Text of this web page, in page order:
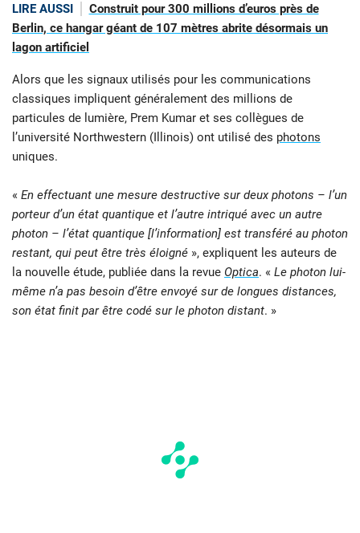
LIRE AUSSI
Construit pour 300 millions d’euros près de
Berlin, ce hangar géant de 107 mètres abrite désormais un
lagon artificiel
Alors que les signaux utilisés pour les communications
classiques impliquent généralement des millions de
particules de lumière, Prem Kumar et ses collègues de
l’université Northwestern (Illinois) ont utilisé des photons
uniques.
« En effectuant une mesure destructive sur deux photons – l’un
porteur d’un état quantique et l’autre intriqué avec un autre
photon – l’état quantique [l’information] est transféré au photon
restant, qui peut être très éloigné », expliquent les auteurs de
la nouvelle étude, publiée dans la revue Optica. « Le photon lui-
même n’a pas besoin d’être envoyé sur de longues distances,
son état finit par être codé sur le photon distant. »